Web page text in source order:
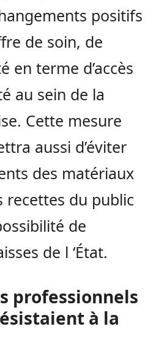
positifs
de soin, de
en terme d’accès
au sein de la
Cette mesure
aussi d’éviter
des matériaux
recettes du public
de
de l ‘État.
professionnels
à la